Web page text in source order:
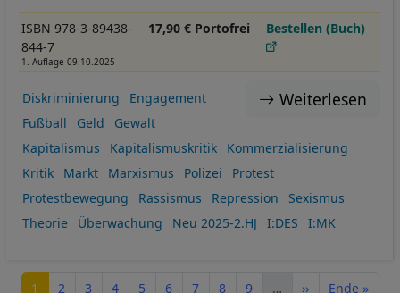
ISBN 978-3-89438-
844-7
1. Auflage 09.10.2025
17,90 € Portofrei Bestellen (Buch)
Weiterlesen
Diskriminierung
Engagement
Fußball
Geld
Gewalt
Kapitalismus
Kapitalismuskritik
Kommerzialisierung
Kritik
Markt Marxismus Polizei
Protest
Protestbewegung
Rassismus Repression
Sexismus
Theorie
Überwachung Neu 2025-2.HJ I:DES I:MK
Seitennummerierung
Seite
1 Seite
2 Seite
3 Seite
4 Seite
5 Seite
6 Seite
7 Seite
8 Seite
9 … Nächste Seite
›› Letzte Seite
Ende »